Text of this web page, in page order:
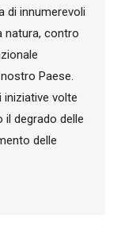
di innumerevoli
natura, contro
Paese.
volte
il degrado delle
delle